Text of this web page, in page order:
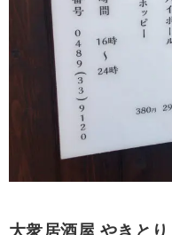
大衆居酒屋 やきと